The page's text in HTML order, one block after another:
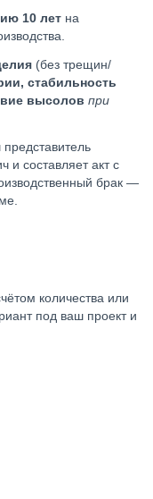
10 лет на
(без трещин/
стабильность
высолов при
и составляет акт с
брак —
количества или
под ваш проект и